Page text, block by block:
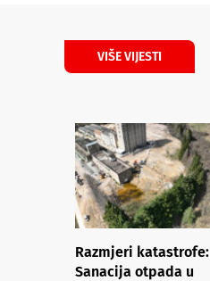
VIŠE VIJESTI
Razmjeri katastrofe:
Sanacija otpada u